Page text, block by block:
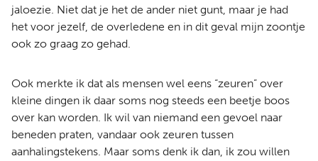
jaloezie. Niet dat je het de ander niet gunt, maar je had
het voor jezelf, de overledene en in dit geval mijn zoontje
ook zo graag zo gehad.
Ook merkte ik dat als mensen wel eens “zeuren” over
kleine dingen ik daar soms nog steeds een beetje boos
over kan worden. Ik wil van niemand een gevoel naar
beneden praten, vandaar ook zeuren tussen
aanhalingstekens. Maar soms denk ik dan, ik zou willen